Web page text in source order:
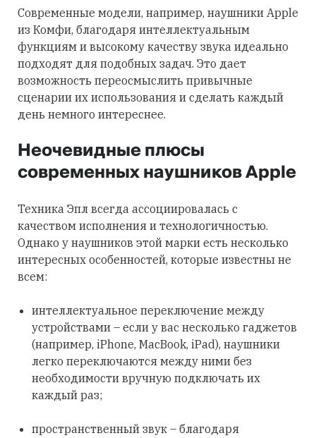
Современные модели, например, наушники Apple
из Комфи, благодаря интеллектуальным
функциям и высокому качеству звука идеально
подходят для подобных задач. Это дает
возможность переосмыслить привычные
сценарии их использования и сделать каждый
день немного интереснее.
Неочевидные плюсы
современных наушников Apple
Техника Эпл всегда ассоциировалась с
качеством исполнения и технологичностью.
Однако у наушников этой марки есть несколько
интересных особенностей, которые известны не
всем:
интеллектуальное переключение между
устройствами – если у вас несколько гаджетов
(например, iPhone, MacBook, iPad), наушники
легко переключаются между ними без
необходимости вручную подключать их
каждый раз;
пространственный звук – благодаря